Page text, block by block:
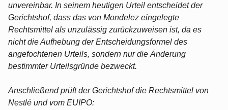
unvereinbar. In seinem heutigen Urteil entscheidet der
Gerichtshof, dass das von Mondelez eingelegte
Rechtsmittel als unzulässig zurückzuweisen ist, da es
nicht die Aufhebung der Entscheidungsformel des
angefochtenen Urteils, sondern nur die Änderung
bestimmter Urteilsgründe bezweckt.
Anschließend prüft der Gerichtshof die Rechtsmittel von
Nestlé und vom EUIPO: